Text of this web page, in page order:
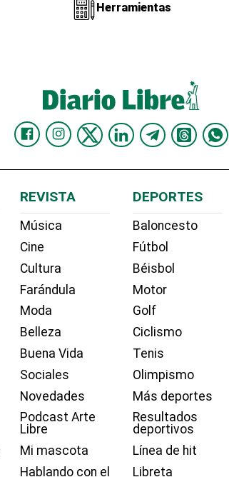
Herramientas
REVISTA
Música
Cine
Cultura
Farándula
Moda
Belleza
Buena Vida
Sociales
Novedades
Podcast Arte
Libre
Mi mascota
Hablando con el
DEPORTES
Baloncesto
Fútbol
Béisbol
Motor
Golf
Ciclismo
Tenis
Olimpismo
Más deportes
Resultados
deportivos
Línea de hit
Libreta